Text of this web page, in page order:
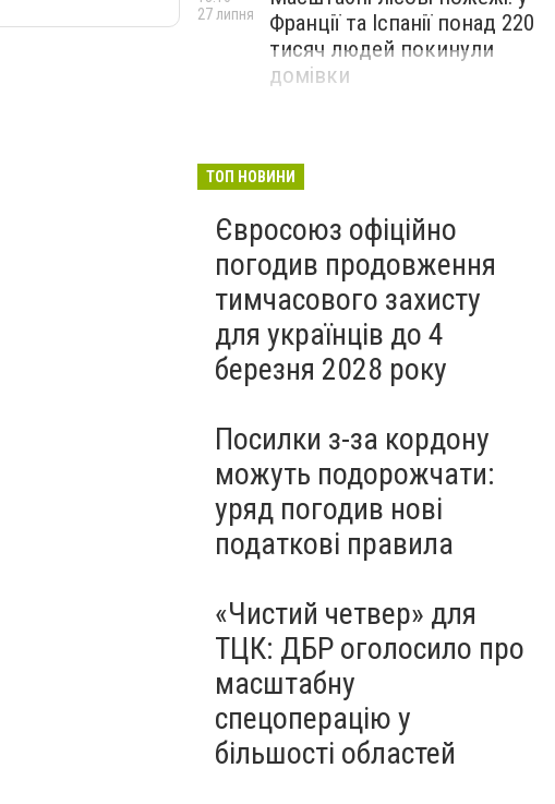
Франції та Іспанії понад 220
тисяч людей покинули
домівки
27 липня
ТОП НОВИНИ
Євросоюз офіційно
погодив продовження
тимчасового захисту
для українців до 4
березня 2028 року
Посилки з-за кордону
можуть подорожчати:
уряд погодив нові
податкові правила
«Чистий четвер» для
ТЦК: ДБР оголосило про
масштабну
спецоперацію у
більшості областей